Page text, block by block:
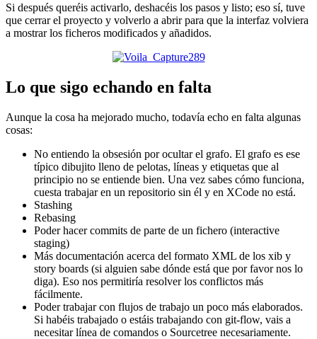
Si después queréis activarlo, deshacéis los pasos y listo; eso sí, tuve
que cerrar el proyecto y volverlo a abrir para que la interfaz volviera
a mostrar los ficheros modificados y añadidos.
Lo que sigo echando en falta
Aunque la cosa ha mejorado mucho, todavía echo en falta algunas
cosas:
No entiendo la obsesión por ocultar el grafo. El grafo es ese
típico dibujito lleno de pelotas, líneas y etiquetas que al
principio no se entiende bien. Una vez sabes cómo funciona,
cuesta trabajar en un repositorio sin él y en XCode no está.
Stashing
Rebasing
Poder hacer commits de parte de un fichero (interactive
staging)
Más documentación acerca del formato XML de los xib y
story boards (si alguien sabe dónde está que por favor nos lo
diga). Eso nos permitiría resolver los conflictos más
fácilmente.
Poder trabajar con flujos de trabajo un poco más elaborados.
Si habéis trabajado o estáis trabajando con git-flow, vais a
necesitar línea de comandos o Sourcetree necesariamente.